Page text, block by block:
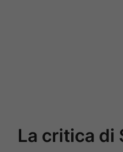
La critica di